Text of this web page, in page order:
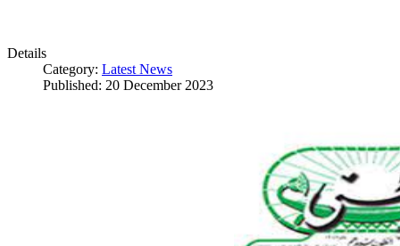
Details
Category: Latest News
Published: 20 December 2023